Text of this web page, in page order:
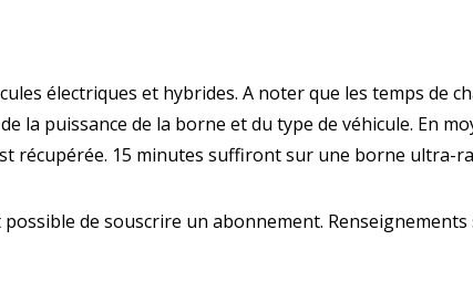
électriques et hybrides. A noter que les temps de
la puissance de la borne et du type de véhicule. En
récupérée. 15 minutes suffiront sur une borne ultra-
de souscrire un abonnement. Renseignements